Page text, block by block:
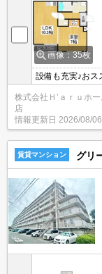
画像：35枚
設備も充実♪おス
株式会社Ｈ’ａｒｕホ
店
情報更新日 2026/08/06
賃貸マンション グリ